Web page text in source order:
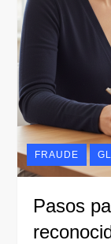
FRAUDE
Pasos